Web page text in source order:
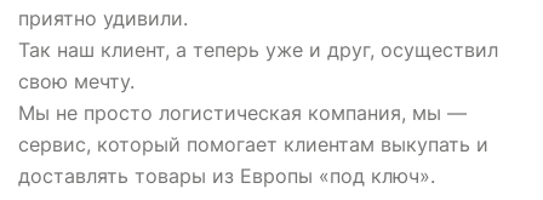
приятно удивили.
Так наш клиент, а теперь уже и друг, осуществил
свою мечту.
Мы не просто логистическая компания, мы —
сервис, который помогает клиентам выкупать и
доставлять товары из Европы «под ключ».